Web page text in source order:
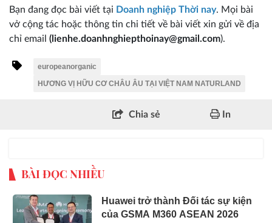
Bạn đang đọc bài viết tại Doanh nghiệp Thời nay. Mọi bài
vở cộng tác hoặc thông tin chi tiết về bài viết xin gửi về địa
chỉ email (lienhe.doanhnghiepthoinay@gmail.com).
europeanorganic
HƯƠNG VỊ HỮU CƠ CHÂU ÂU TẠI VIỆT NAM NATURLAND
Chia sẻ In
BÀI ĐỌC NHIỀU
Huawei trở thành Đối tác sự kiện
của GSMA M360 ASEAN 2026